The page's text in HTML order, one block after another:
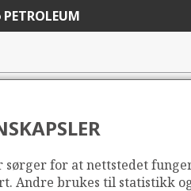
PETROLEUM
for at nettstedet
Andre brukes til statistikk